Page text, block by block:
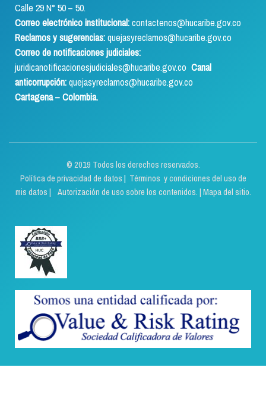
Calle 29 N° 50 – 50.
Correo electrónico institucional:contactenos@hucaribe.gov.co
Reclamos y sugerencias:quejasyreclamos@hucaribe.gov.co
Correo de notificaciones judiciales:
juridicanotificacionesjudiciales@hucaribe.gov.co Canal
anticorrupción:quejasyreclamos@hucaribe.gov.co
Cartagena – Colombia.
© 2019 Todos los derechos reservados.
Política de privacidad de datos | Términos y condiciones del uso de
mis datos | Autorización de uso sobre los contenidos. | Mapa del sitio.